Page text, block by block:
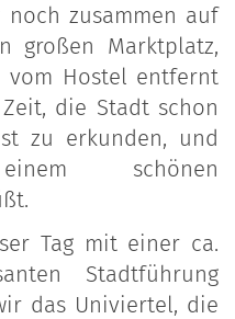
noch zusammen auf
großen Marktplatz,
Hostel entfernt
die Stadt schon
zu erkunden, und
schönen
Tag mit einer ca.
Stadtführung
das Univiertel, die